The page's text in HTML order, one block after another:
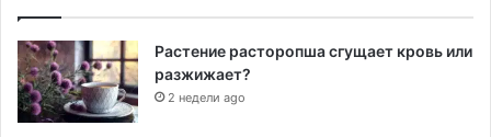
Растение расторопша сгущает кровь или
разжижает?
2 недели ago